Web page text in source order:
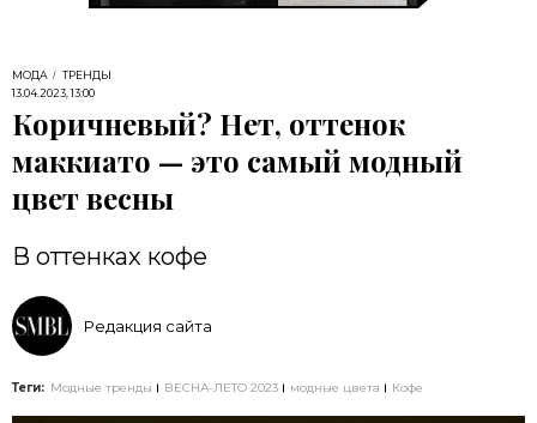
МОДА
ТРЕНДЫ
13.04.2023, 13:00
Коричневый? Нет, оттенок
маккиато — это самый модный
цвет весны
В оттенках кофе
Редакция сайта
Теги: Модные тренды ВЕСНА-ЛЕТО 2023 модные цвета Кофе